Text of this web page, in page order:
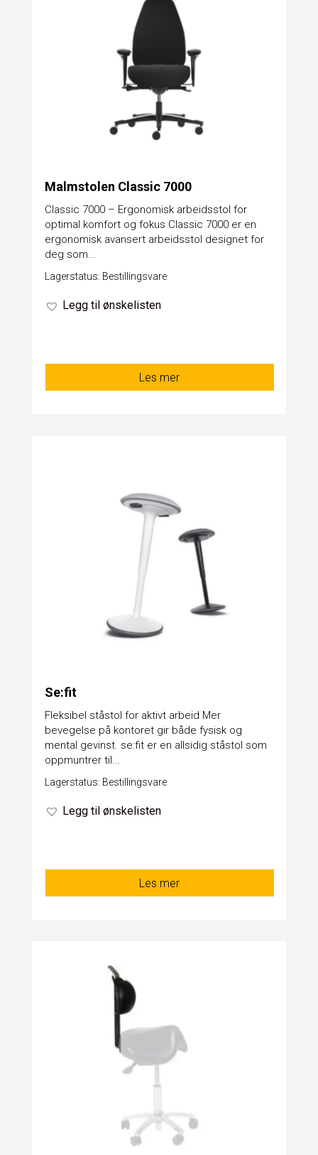
Malmstolen Classic 7000
Classic 7000 – Ergonomisk arbeidsstol for
optimal komfort og fokus Classic 7000 er en
ergonomisk avansert arbeidsstol designet for
deg som...
Lagerstatus: Bestillingsvare
Legg til ønskelisten
Les mer
Se:fit
Fleksibel ståstol for aktivt arbeid Mer
bevegelse på kontoret gir både fysisk og
mental gevinst. se:fit er en allsidig ståstol som
oppmuntrer til...
Lagerstatus: Bestillingsvare
Legg til ønskelisten
Les mer